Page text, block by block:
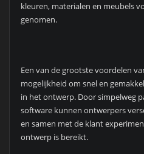
kleuren, materialen en meubels
genomen.
Een van de grootste voordelen
mogelijkheid om snel en
in het ontwerp. Door simpelweg
software kunnen ontwerpers
en samen met de klant
ontwerp is bereikt.